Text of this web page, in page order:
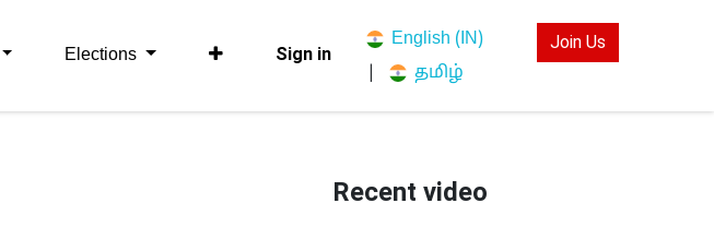
Elections Sign in
English (IN)
தமிழ்
Join Us
Recent video